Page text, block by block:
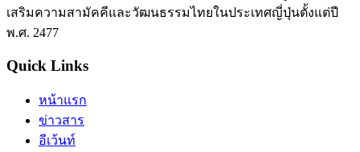
เสริมความสามัคคีและวัฒนธรรมไทยในประเทศญี่ปุ่นตั้งแต่ปี
พ.ศ. 2477
Quick Links
หน้าแรก
ข่าวสาร
อีเว้นท์